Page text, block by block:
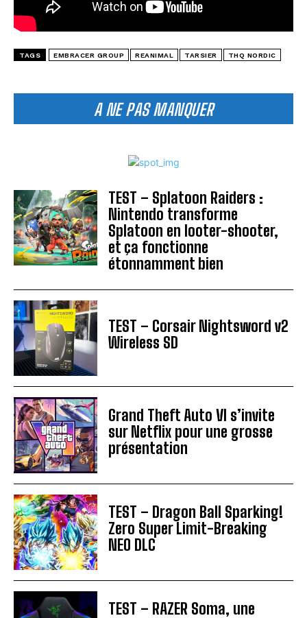
A NE PAS MANQUER
TEST – Splatoon Raiders :
Nintendo transforme
Splatoon en looter-shooter,
et ça fonctionne
étonnamment bien
TEST – Corsair Nightsword v2
Wireless SD
Grand Theft Auto VI s’invite
sur Netflix pour une grosse
présentation
TEST – Dragon Ball Sparking!
Zero Super Limit-Breaking
NEO DLC
TEST – RAZER Soma, une
TAGS EMBRACER GROUP REANIMAL TARSIER THQ NORDIC